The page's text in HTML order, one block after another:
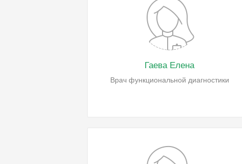
Гаева Елена
Врач функциональной диагностики